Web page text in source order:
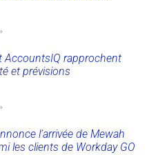
AccountsIQ rapprochent
et prévisions
l’arrivée de Mewah
les clients de Workday GO